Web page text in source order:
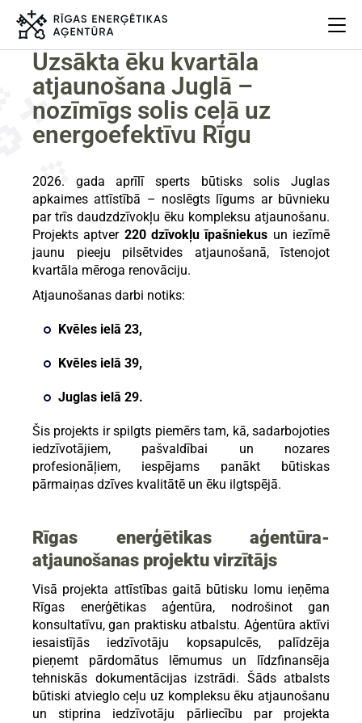
Par mums
Projekti
Energoefektivitāte
Jaunumi
Aprites ekonomika
Iesaisties
Elpo Rīga!
Ēkas atjaunošanas ABC
Uzsākta ēku kvartāla
atjaunošana Juglā –
nozīmīgs solis ceļā uz
energoefektīvu Rīgu
2026. gada aprīlī sperts būtisks solis Juglas
apkaimes attīstībā – noslēgts līgums ar būvnieku
par trīs daudzdzīvokļu ēku kompleksu atjaunošanu.
Projekts aptver 220 dzīvokļu īpašniekus un iezīmē
jaunu pieeju pilsētvides atjaunošanā, īstenojot
kvartāla mēroga renovāciju.
Atjaunošanas darbi notiks:
Kvēles ielā 23,
Kvēles ielā 39,
Juglas ielā 29.
Šis projekts ir spilgts piemērs tam, kā, sadarbojoties
iedzīvotājiem, pašvaldībai un nozares
profesionāļiem, iespējams panākt būtiskas
pārmaiņas dzīves kvalitātē un ēku ilgtspējā.
Rīgas enerģētikas aģentūra-
atjaunošanas projektu virzītājs
Visā projekta attīstības gaitā būtisku lomu ieņēma
Rīgas enerģētikas aģentūra, nodrošinot gan
konsultatīvu, gan praktisku atbalstu. Aģentūra aktīvi
iesaistījās iedzīvotāju kopsapulcēs, palīdzēja
pieņemt pārdomātus lēmumus un līdzfinansēja
tehniskās dokumentācijas izstrādi. Šāds atbalsts
būtiski atvieglo ceļu uz kompleksu ēku atjaunošanu
un stiprina iedzīvotāju pārliecību par projekta